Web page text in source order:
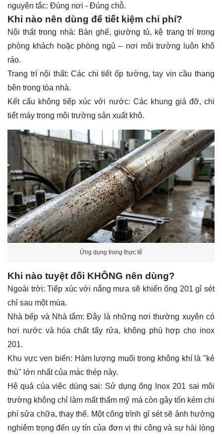
nguyên tắc: Đúng nơi - Đúng chỗ.
Khi nào nên dùng để tiết kiệm chi phí?
Nội thất trong nhà: Bàn ghế, giường tủ, kệ trang trí trong
phòng khách hoặc phòng ngủ – nơi môi trường luôn khô
ráo.
Trang trí nội thất: Các chi tiết ốp tường, tay vịn cầu thang
bên trong tòa nhà.
Kết cấu không tiếp xúc với nước: Các khung giá đỡ, chi
tiết máy trong môi trường sản xuất khô.
Ứng dụng trong thực tế
Khi nào tuyệt đối KHÔNG nên dùng?
Ngoài trời: Tiếp xúc với nắng mưa sẽ khiến ống 201 gỉ sét
chỉ sau một mùa.
Nhà bếp và Nhà tắm: Đây là những nơi thường xuyên có
hơi nước và hóa chất tẩy rửa, không phù hợp cho inox
201.
Khu vực ven biển: Hàm lượng muối trong không khí là "kẻ
thù" lớn nhất của mác thép này.
Hệ quả của việc dùng sai: Sử dụng ống lnox 201 sai môi
trường không chỉ làm mất thẩm mỹ mà còn gây tốn kém chi
phí sửa chữa, thay thế. Một công trình gỉ sét sẽ ảnh hưởng
nghiêm trọng đến uy tín của đơn vị thi công và sự hài lòng